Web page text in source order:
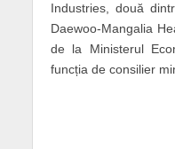
Industries, două
Daewoo-Mangalia
de la Ministerul
funcția de consilier